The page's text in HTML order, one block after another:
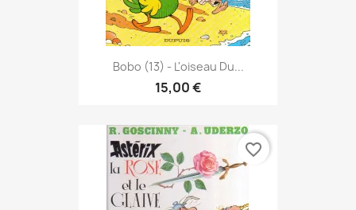
Bobo (13) - L'oiseau Du...
15,00 €
favorite_border